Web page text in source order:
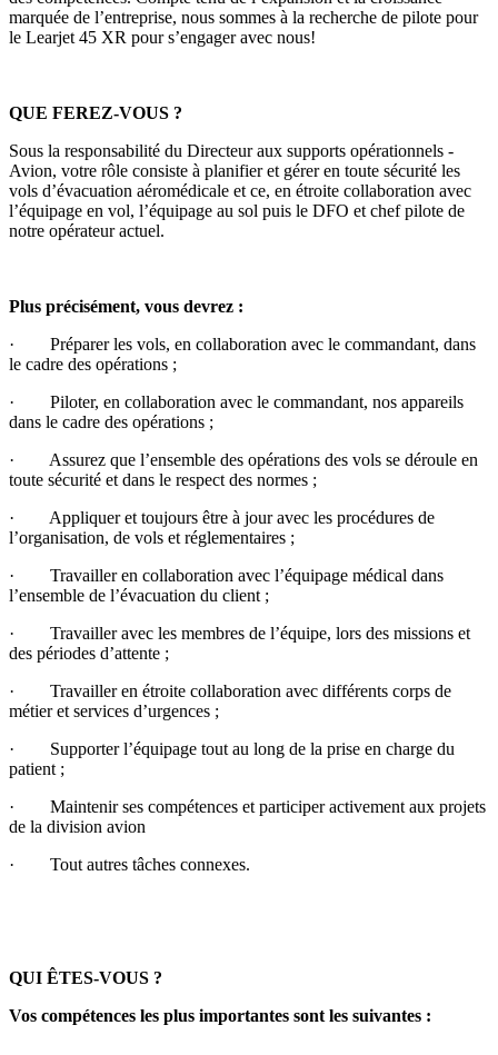
marquée de l’entreprise, nous sommes à la recherche de pilote pour
le Learjet 45 XR pour s’engager avec nous!
QUE FEREZ-VOUS ?
Sous la responsabilité du Directeur aux supports opérationnels -
Avion, votre rôle consiste à planifier et gérer en toute sécurité les
vols d’évacuation aéromédicale et ce, en étroite collaboration avec
l’équipage en vol, l’équipage au sol puis le DFO et chef pilote de
notre opérateur actuel.
Plus précisément, vous devrez :
· Préparer les vols, en collaboration avec le commandant, dans
le cadre des opérations ;
· Piloter, en collaboration avec le commandant, nos appareils
dans le cadre des opérations ;
· Assurez que l’ensemble des opérations des vols se déroule en
toute sécurité et dans le respect des normes ;
· Appliquer et toujours être à jour avec les procédures de
l’organisation, de vols et réglementaires ;
· Travailler en collaboration avec l’équipage médical dans
l’ensemble de l’évacuation du client ;
· Travailler avec les membres de l’équipe, lors des missions et
des périodes d’attente ;
· Travailler en étroite collaboration avec différents corps de
métier et services d’urgences ;
· Supporter l’équipage tout au long de la prise en charge du
patient ;
· Maintenir ses compétences et participer activement aux projets
de la division avion
· Tout autres tâches connexes.
QUI ÊTES-VOUS ?
Vos compétences les plus importantes sont les suivantes :